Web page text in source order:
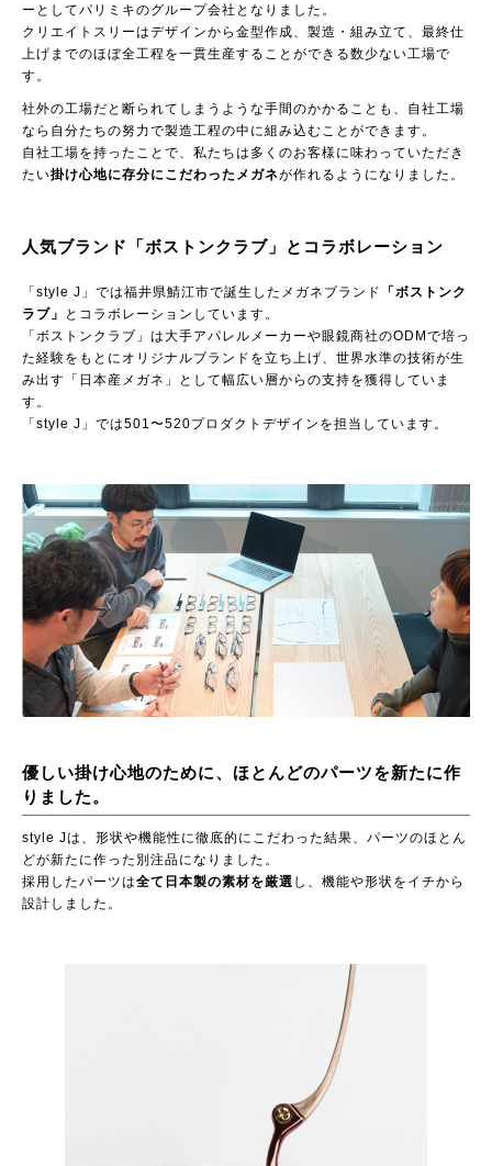
ーとしてパリミキのグループ会社となりました。
クリエイトスリーはデザインから金型作成、製造・組み立て、最終仕
上げまでのほぼ全工程を一貫生産することができる数少ない工場で
す。
社外の工場だと断られてしまうような手間のかかることも、自社工場
なら自分たちの努力で製造工程の中に組み込むことができます。
自社工場を持ったことで、私たちは多くのお客様に味わっていただき
たい掛け心地に存分にこだわったメガネが作れるようになりました。
人気ブランド「ボストンクラブ」とコラボレーション
「style J」では福井県鯖江市で誕生したメガネブランド
「ボストンク
ラブ」
とコラボレーションしています。
「ボストンクラブ」は大手アパレルメーカーや眼鏡商社のODMで培っ
た経験をもとにオリジナルブランドを立ち上げ、世界水準の技術が生
み出す「日本産メガネ」として幅広い層からの支持を獲得していま
す。
「style J」では501〜520プロダクトデザインを担当しています。
優しい掛け心地のために、ほとんどのパーツを新たに作
りました。
style Jは、形状や機能性に徹底的にこだわった結果、パーツのほとん
どが新たに作った別注品になりました。
採用したパーツは全て日本製の素材を厳選 し、機能や形状をイチから
設計しました。